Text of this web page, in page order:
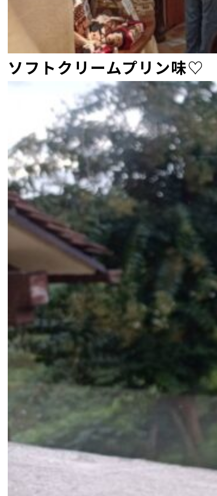
ソフトクリームプリン味♡